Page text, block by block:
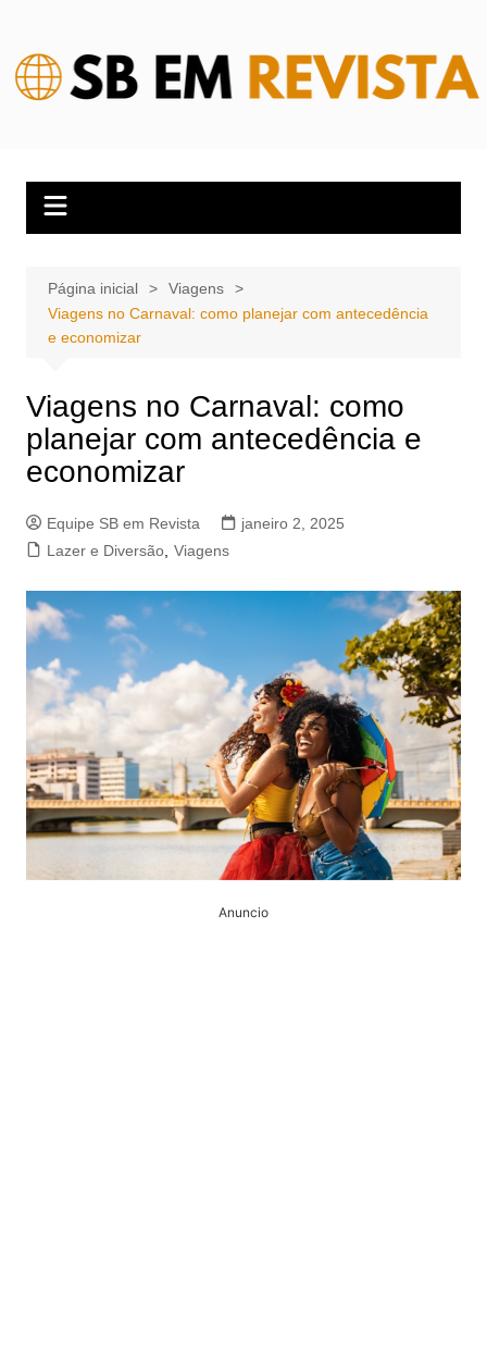
conteúdo
Página inicial
Viagens
Viagens no Carnaval: como planejar com antecedência
e economizar
Viagens no Carnaval: como
planejar com antecedência e
economizar
Equipe SB em Revista
janeiro 2, 2025
Lazer e Diversão, Viagens
Anuncio